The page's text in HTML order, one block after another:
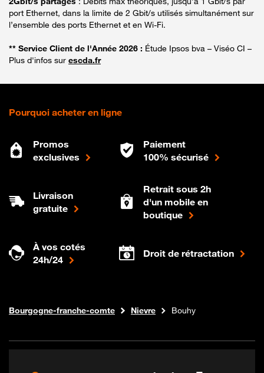
port Ethernet, dans la limite de 2 Gbit/s utilisés simultanément sur
l’ensemble des ports Ethernet et en Wi-Fi.
** Service Client de l'Année 2026 : Étude Ipsos bva – Viséo CI –
Plus d'infos sur escda.fr
Pourquoi acheter en ligne
Promos
exclusives
Paiement
100% sécurisé
Livraison
gratuite
Retrait sous 2h
d'un mobile en
boutique
À vos cotés
24h/24
Droit de rétractation
Boutique Orange
Internet fibre
Bourgogne-franche-comte Nievre Bouhy